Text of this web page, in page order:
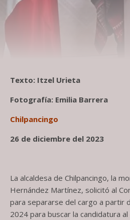
Texto: Itzel Urieta
Fotografía: Emilia Barrera
Chilpancingo
26 de diciembre del 2023
La alcaldesa de Chilpancingo, la
Hernández Martínez, solicitó al
para separarse del cargo a partir
2024 para buscar la candidatura